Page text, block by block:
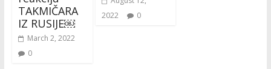
TAKMIČARA
IZ RUSIJE￼
March 2, 2022
0
2022
0